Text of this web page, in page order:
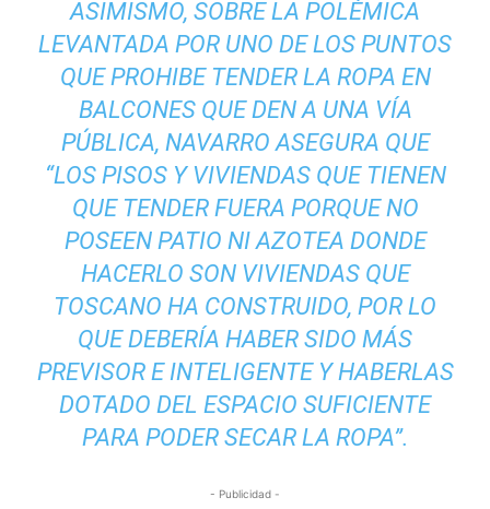
ASIMISMO, SOBRE LA POLÉMICA
LEVANTADA POR UNO DE LOS PUNTOS
QUE PROHIBE TENDER LA ROPA EN
BALCONES QUE DEN A UNA VÍA
PÚBLICA, NAVARRO ASEGURA QUE
“LOS PISOS Y VIVIENDAS QUE TIENEN
QUE TENDER FUERA PORQUE NO
POSEEN PATIO NI AZOTEA DONDE
HACERLO SON VIVIENDAS QUE
TOSCANO HA CONSTRUIDO, POR LO
QUE DEBERÍA HABER SIDO MÁS
PREVISOR E INTELIGENTE Y HABERLAS
DOTADO DEL ESPACIO SUFICIENTE
PARA PODER SECAR LA ROPA”.
- Publicidad -